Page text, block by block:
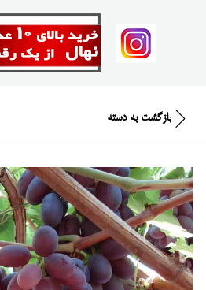
بازگشت به دسته